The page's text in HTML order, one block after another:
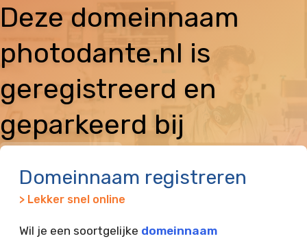
Deze domeinnaam
photodante.nl is
geregistreerd en
geparkeerd bij
Domeinnaam registreren
> Lekker snel online
Wil je een soortgelijke domeinnaam